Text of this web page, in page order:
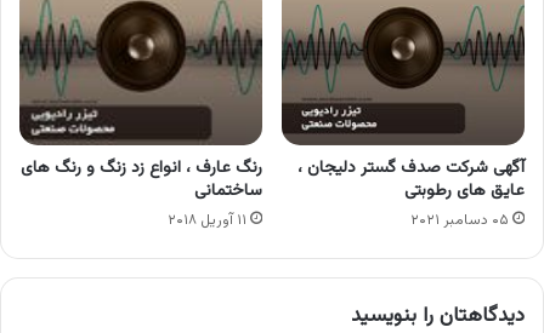
آگهی شرکت صدف گستر دلیجان ،
عایق های رطوبتی
۰۵ دسامبر ۲۰۲۱
رنگ عارف ، انواع زد زنگ و رنگ های
ساختمانی
۱۱ آوریل ۲۰۱۸
دیدگاهتان را بنویسید